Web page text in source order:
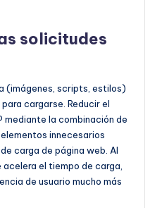
solicitudes
(imágenes, scripts, estilos)
cargarse. Reducir el
mediante la combinación de
innecesarios
carga de página web. Al
el tiempo de carga,
de usuario mucho más